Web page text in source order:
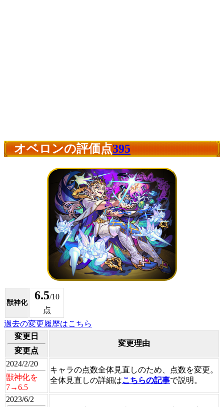
オベロンの評価点395
獣神化
6.5/10
点
過去の変更履歴はこちら
変更日
変更点
変更理由
2024/2/20
獣神化を
7→6.5
キャラの点数全体見直しのため、点数を変更。
全体見直しの詳細はこちらの記事で説明。
2023/6/2